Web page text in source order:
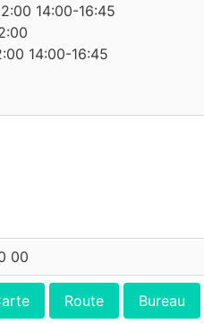
14:00-16:45
14:00-16:45
00
Route Bureau